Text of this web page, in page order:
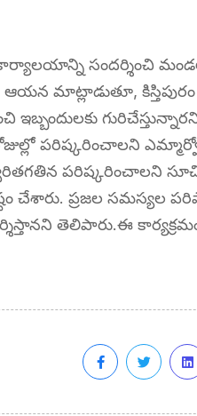
సందర్శించి
మాట్లాడుతూ,
పరిష్కరించాలని
పరిష్కరించాలని
చేశారు. ప్రజల సమస్యల
తెలిపారు.ఈ